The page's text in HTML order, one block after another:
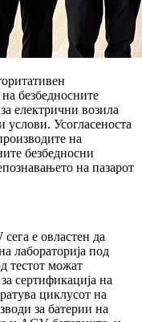
безбедносните
електрични возила
Усогласеноста
на
безбедносни
на пазарот
е овластен да
лабораторија под
тестот можат
сертификација на
циклусот на
за батерии на